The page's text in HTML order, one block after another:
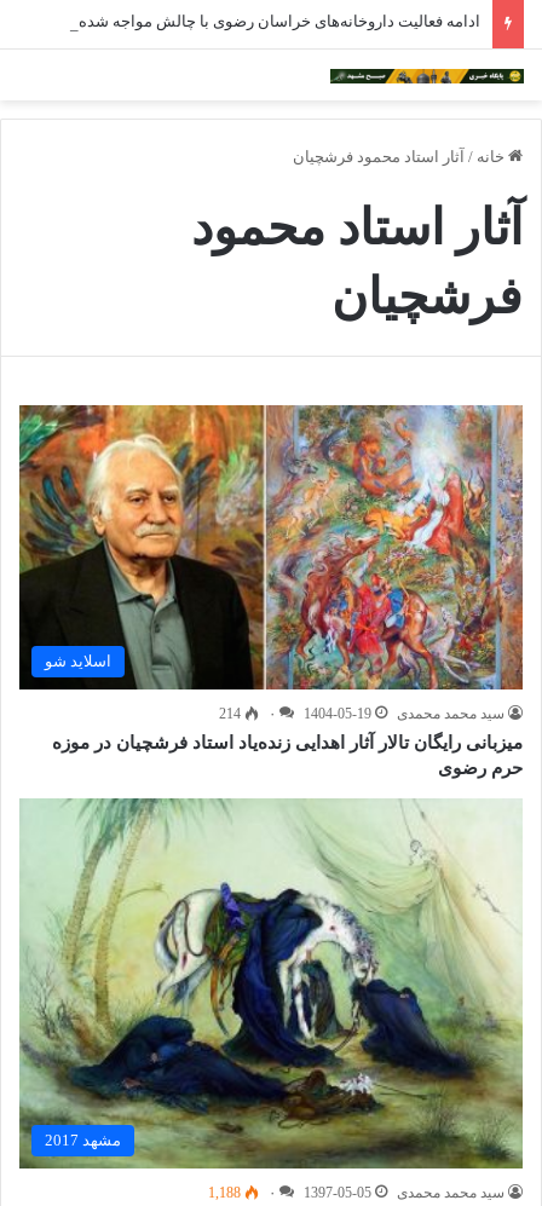
خانه / آثار استاد محمود فرشچیان
آثار استاد محمود
فرشچیان
اسلاید شو
سید محمد محمدی 1404-05-19 ۰ 214
میزبانی رایگان تالار آثار اهدایی زنده‌یاد استاد فرشچیان در موزه
حرم رضوی
مشهد 2017
سید محمد محمدی 1397-05-05 ۰ 1,188